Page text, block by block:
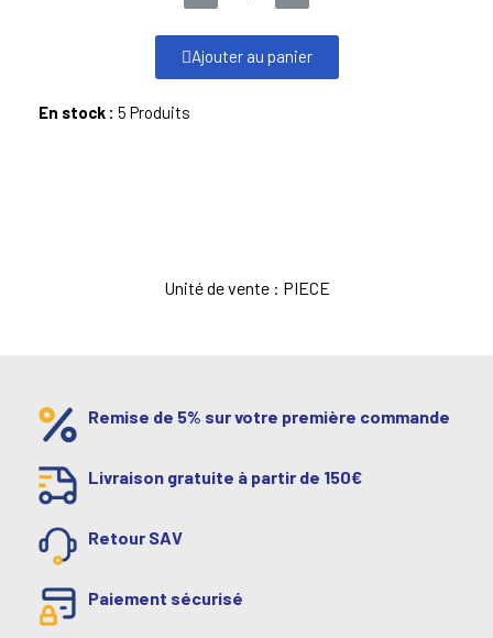
Ajouter au panier
En stock : 5 Produits
Unité de vente : PIECE
Remise de 5% sur votre première commande
Livraison gratuite à partir de 150€
Retour SAV
Paiement sécurisé